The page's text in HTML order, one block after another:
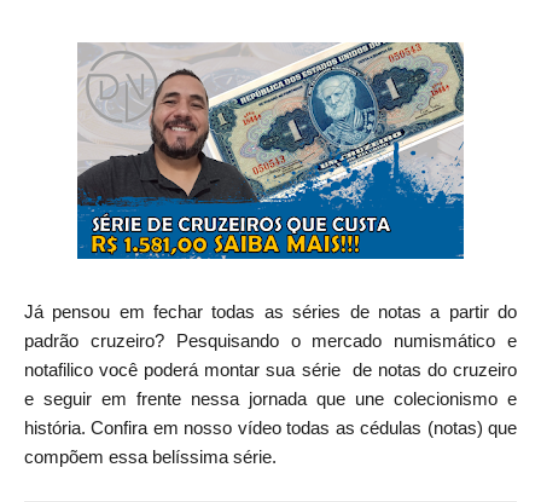
Já pensou em fechar todas as séries de notas a partir do
padrão cruzeiro? Pesquisando o mercado numismático e
notafilico você poderá montar sua série de notas do cruzeiro
e seguir em frente nessa jornada que une colecionismo e
história. Confira em nosso vídeo todas as cédulas (notas) que
compõem essa belíssima série.